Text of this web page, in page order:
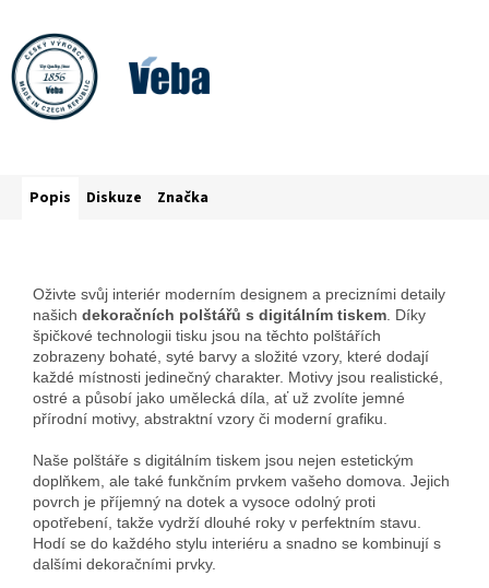
Popis Diskuze Značka
Oživte svůj interiér moderním designem a precizními detaily
našich dekoračních polštářů s digitálním tiskem. Díky
špičkové technologii tisku jsou na těchto polštářích
zobrazeny bohaté, syté barvy a složité vzory, které dodají
každé místnosti jedinečný charakter. Motivy jsou realistické,
ostré a působí jako umělecká díla, ať už zvolíte jemné
přírodní motivy, abstraktní vzory či moderní grafiku.
Naše polštáře s digitálním tiskem jsou nejen estetickým
doplňkem, ale také funkčním prvkem vašeho domova. Jejich
povrch je příjemný na dotek a vysoce odolný proti
opotřebení, takže vydrží dlouhé roky v perfektním stavu.
Hodí se do každého stylu interiéru a snadno se kombinují s
dalšími dekoračními prvky.